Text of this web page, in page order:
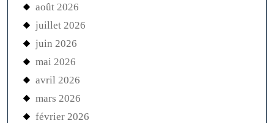
août 2026
juillet 2026
juin 2026
mai 2026
avril 2026
mars 2026
février 2026